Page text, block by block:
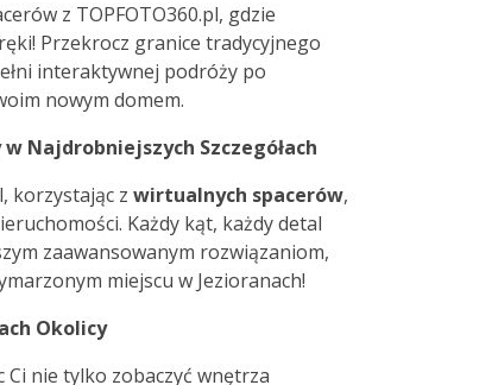
z TOPFOTO360.pl, gdzie
Przekrocz granice tradycyjnego
interaktywnej podróży po
nowym domem.
Najdrobniejszych Szczegółach
korzystając z wirtualnych spacerów,
Każdy kąt, każdy detal
zaawansowanym rozwiązaniom,
miejscu w Jezioranach!
Okolicy
Ci nie tylko zobaczyć wnętrza